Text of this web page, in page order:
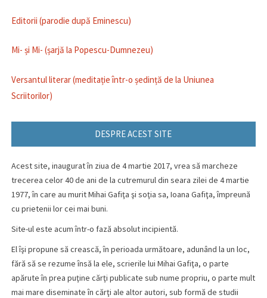
Editorii (parodie după Eminescu)
Mi- și Mi- (șarjă la Popescu-Dumnezeu)
Versantul literar (meditație într-o ședință de la Uniunea
Scriitorilor)
DESPRE ACEST SITE
Acest site, inaugurat în ziua de 4 martie 2017, vrea să marcheze
trecerea celor 40 de ani de la cutremurul din seara zilei de 4 martie
1977, în care au murit Mihai Gafiţa şi soţia sa, Ioana Gafiţa, împreună
cu prietenii lor cei mai buni.
Site-ul este acum într-o fază absolut incipientă.
El îşi propune să crească, în perioada următoare, adunând la un loc,
fără să se rezume însă la ele, scrierile lui Mihai Gafiţa, o parte
apărute în prea puţine cărţi publicate sub nume propriu, o parte mult
mai mare diseminate în cărţi ale altor autori, sub formă de studii